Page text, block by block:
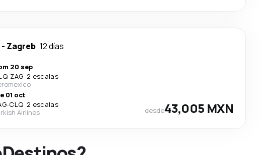
- Zagreb 12 días
20 sep
-ZAG· 2 escalas
01 oct
-CLQ· 2 escalas
Airlines
desde43,005 MXN